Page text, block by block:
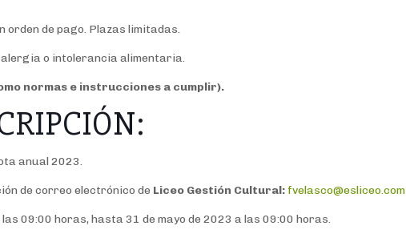
de pago. Plazas limitadas.
o intolerancia alimentaria.
normas e instrucciones a cumplir).
anual 2023.
de correo electrónico de Liceo Gestión Cultural: fvelasco@esliceo.com
09:00 horas, hasta 31 de mayo de 2023 a las 09:00 horas.